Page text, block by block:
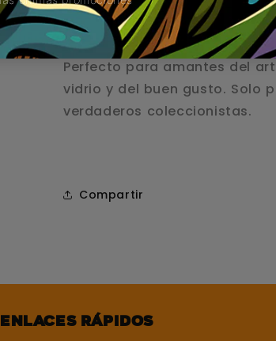
– Ideal para quienes buscan
exclusividad y diseño
Perfecto para amantes del
vidrio y del buen gusto. Solo
verdaderos coleccionistas.
Compartir
Enlaces rápidos